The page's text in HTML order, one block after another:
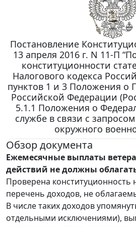
Постановление
13 апреля 2016 г. N 11-П
конституционности
Налогового кодекса
пунктов 1 и 3 Положения о
Российской Федерации
5.1.1 Положения о
службе в связи с
окружного
Обзор документа
Ежемесячные выплаты
действий не должны
Проверена
перечень доходов, не
В числе таких доходов
отдельными исключениями),